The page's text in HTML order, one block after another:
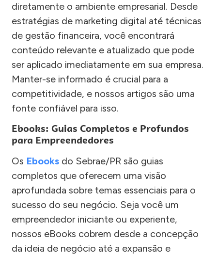
diretamente o ambiente empresarial. Desde
estratégias de marketing digital até técnicas
de gestão financeira, você encontrará
conteúdo relevante e atualizado que pode
ser aplicado imediatamente em sua empresa.
Manter-se informado é crucial para a
competitividade, e nossos artigos são uma
fonte confiável para isso.
Ebooks: Guias Completos e Profundos
para Empreendedores
Os Ebooks do Sebrae/PR são guias
completos que oferecem uma visão
aprofundada sobre temas essenciais para o
sucesso do seu negócio. Seja você um
empreendedor iniciante ou experiente,
nossos eBooks cobrem desde a concepção
da ideia de negócio até a expansão e